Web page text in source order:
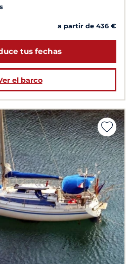
a partir de 436 €
tus fechas
el barco